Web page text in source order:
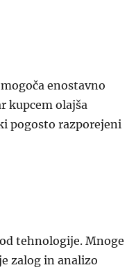
enostavno
kupcem olajša
pogosto razporejeni
tehnologije. Mnoge
zalog in analizo